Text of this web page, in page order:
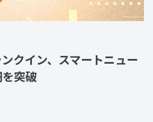
クイン、スマートニュー
突破